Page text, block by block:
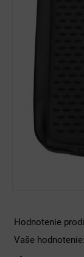
Hodnotenie
Vaše hodnotenie: